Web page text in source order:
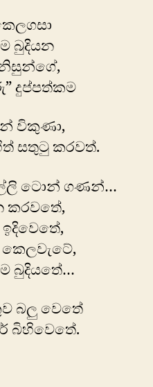
බුදියන
දුප්පත්කම
විකුණා,
සතුටු කරවත්.
‍‍ටොන් ගණන්…
කෙලවැටේ,
බුදිය‍තේ…
බලු වෙතේ
බිහිවෙතේ.